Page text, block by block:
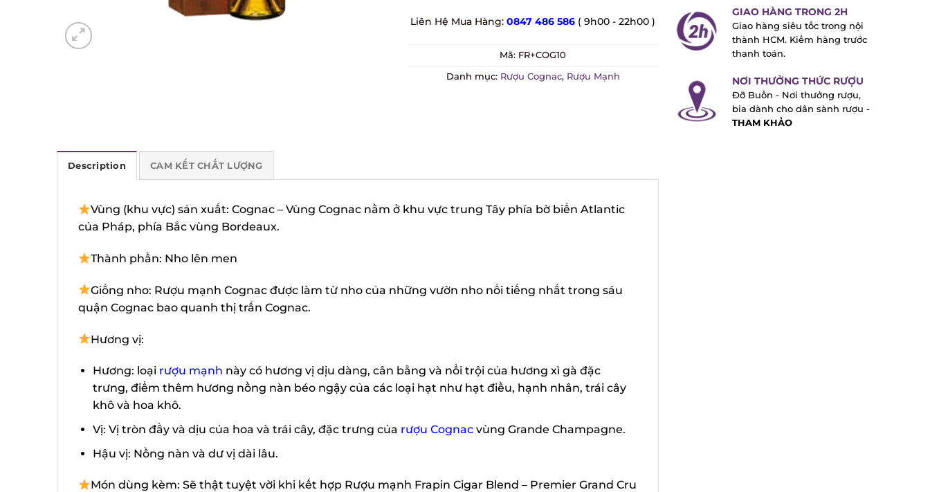
Liên Hệ Mua Hàng:0847 486 586 ( 9h00 - 22h00 )
Mã:FR+COG10
Danh mục:Rượu Cognac,Rượu Mạnh
GIAO HÀNG TRONG 2H
Giao hàng siêu tốc trong nội
thành HCM. Kiểm hàng trước
thanh toán.
NƠI THƯỞNG THỨC RƯỢU
Đỡ Buồn - Nơi thưởng rượu,
bia dành cho dân sành rượu -
THAM KHẢO
Description CAM KẾT CHẤT LƯỢNG
Vùng (khu vực) sản xuất: Cognac – Vùng Cognac nằm ở khu vực trung Tây phía bờ biển Atlantic
của Pháp, phía Bắc vùng Bordeaux.
Thành phần: Nho lên men
Giống nho: Rượu mạnh Cognac được làm từ nho của những vườn nho nổi tiếng nhất trong sáu
quận Cognac bao quanh thị trấn Cognac.
Hương vị:
Hương: loạirượu mạnhnày có hương vị dịu dàng, cân bằng và nổi trội của hương xì gà đặc
trưng, điểm thêm hương nồng nàn béo ngậy của các loại hạt như hạt điều, hạnh nhân, trái cây
khô và hoa khô.
Vị: Vị tròn đầy và dịu của hoa và trái cây, đặc trưng củarượu Cognacvùng Grande Champagne.
Hậu vị: Nồng nàn và dư vị dài lâu.
Món dùng kèm: Sẽ thật tuyệt vời khi kết hợp Rượu mạnh Frapin Cigar Blend – Premier Grand Cru